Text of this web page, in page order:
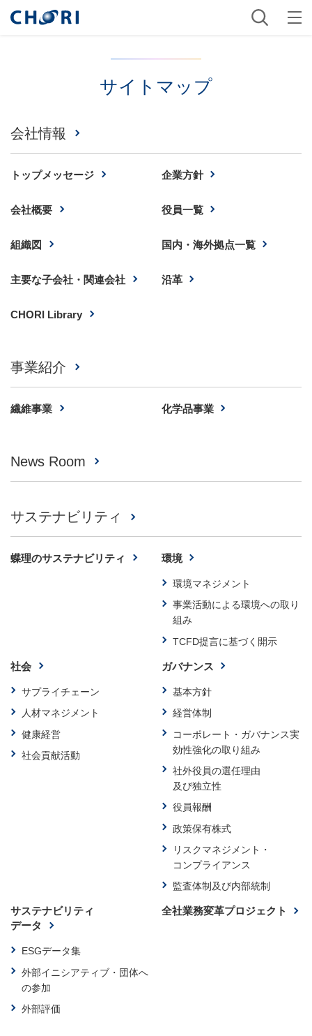
サイトマップ
会社情報
トップメッセージ 企業方針
会社概要 役員一覧
組織図 国内・海外拠点一覧
主要な子会社・関連会社 沿革
CHORI Library
事業紹介
繊維事業 化学品事業
News Room
サステナビリティ
蝶理のサステナビリティ 環境
環境マネジメント
事業活動による環境への取り
組み
TCFD提言に基づく開示
社会
サプライチェーン
人材マネジメント
健康経営
社会貢献活動
ガバナンス
基本方針
経営体制
コーポレート・ガバナンス実
効性強化の取り組み
社外役員の選任理由
及び独立性
役員報酬
政策保有株式
リスクマネジメント・
コンプライアンス
監査体制及び内部統制
サステナビリティ
データ
ESGデータ集
外部イニシアティブ・ 団体へ
の参加
外部評価
全社業務変革プロジェクト